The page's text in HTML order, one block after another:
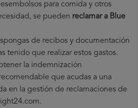
para comida y otros
se pueden reclamar a Blue
de recibos y documentación
tenido que realizar estos gastos.
la indemnización
que acudas a una
en la gestión de reclamaciones de